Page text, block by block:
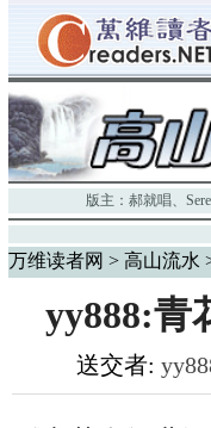
版主： 郝就唱、
万维读者网 > 高山流水
yy888:青
送交者: